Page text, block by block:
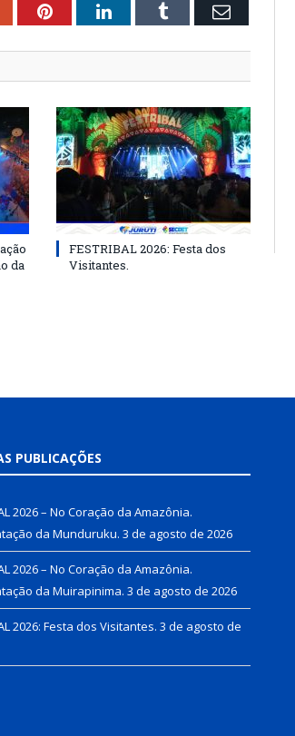
PinterestLinkedInTumblr Email
da
FESTRIBAL 2026: Festa dos
Visitantes.
PUBLICAÇÕES
2026 – No Coração da Amazônia.
da Munduruku. 3 de agosto de 2026
2026 – No Coração da Amazônia.
da Muirapinima. 3 de agosto de 2026
2026: Festa dos Visitantes. 3 de agosto de